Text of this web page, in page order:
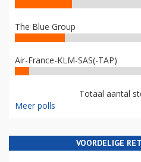
The Blue Group
Air-France-KLM-SAS(-TAP)
Totaal aantal
Meer polls
VOORDELIGE